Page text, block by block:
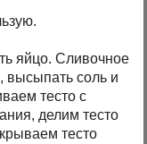
яйцо. Сливочное
высыпать соль и
тесто с
делим тесто
тесто